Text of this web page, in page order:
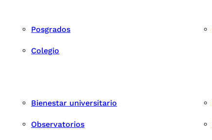
Posgrados
Colegio
Bienestar universitario
Observatorios